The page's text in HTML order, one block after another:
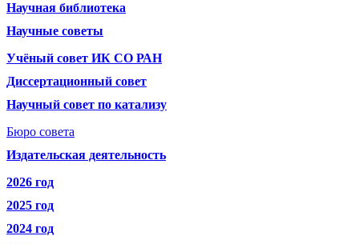
Научная библиотека
Научные советы
Учёный совет ИК СО РАН
Диссертационный совет
Научный совет по катализу
Бюро совета
Издательская деятельность
2026 год
2025 год
2024 год